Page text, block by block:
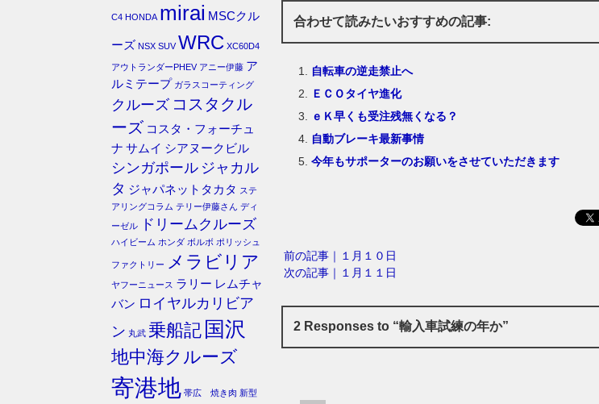
合わせて読みたいおすすめの記事:
自転車の逆走禁止へ
ＥＣＯタイヤ進化
ｅＫ早くも受注残無くなる？
自動ブレーキ最新事情
今年もサポーターのお願いをさせていただきます
前の記事｜１月１０日
次の記事｜１月１１日
2 Responses to “輸入車試練の年か”
C4 HONDA mirai MSCクル
ーズ NSX SUV WRC XC60D4
アウトランダーPHEV アニー伊藤 ア
ルミテープ ガラスコーティング
クルーズ コスタクル
ーズ コスタ・フォーチュ
ナ サムイ シアヌークビル
シンガポール ジャカル
タ ジャパネットタカタ ステ
アリングコラム テリー伊藤さん ディ
ーゼル
ドリームクルーズ
ハイビーム ホンダ ボルボ ポリッシュ
ファクトリー メラビリア
ヤフーニュース ラリー レムチャ
バン ロイヤルカリビア
ン 丸武 乗船記 国沢
地中海クルーズ
寄港地 帯広 焼き肉 新型